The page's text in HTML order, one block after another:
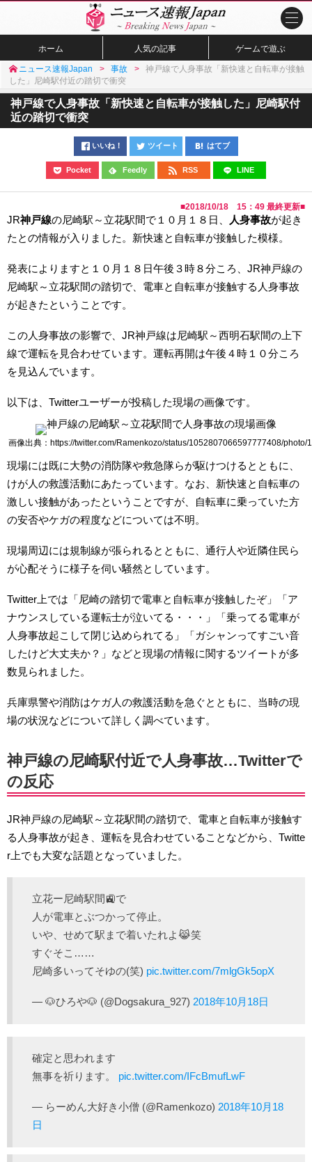
ホーム 人気の記事 ゲームで遊ぶ
ニュース速報Japan 事故
神戸線で人身事故「新快速と自転車が接触
した」尼崎駅付近の踏切で衝突
神戸線で人身事故「新快速と自転車が接触した」尼崎駅付
近の踏切で衝突
いいね！ ツイート はてブ
Pocket Feedly RSS LINE
■2018/10/18 15：49 最終更新■
JR神戸線の尼崎駅～立花駅間で１０月１８日、 人身事故が起き
たとの情報が入りました。新快速と自転車が接触した模様。
発表によりますと１０月１８日午後３時８分ころ、JR神戸線の
尼崎駅～立花駅間の踏切で、電車と自転車が接触する人身事故
が起きたということです。
この人身事故の影響で、JR神戸線は尼崎駅～西明石駅間の上下
線で運転を見合わせています。運転再開は午後４時１０分ころ
を見込んでいます。
以下は、Twitterユーザーが投稿した現場の画像です。
画像出典：https://twitter.com/Ramenkozo/status/1052807066597777408/photo/1
現場には既に大勢の消防隊や救急隊らが駆けつけるとともに、
けが人の救護活動にあたっています。なお、新快速と自転車の
激しい接触があったということですが、自転車に乗っていた方
の安否やケガの程度などについては不明。
現場周辺には規制線が張られるとともに、通行人や近隣住民ら
が心配そうに様子を伺い騒然としています。
Twitter上では「尼崎の踏切で電車と自転車が接触したぞ」「ア
ナウンスしている運転士が泣いてる・・・」「乗ってる電車が
人身事故起こして閉じ込められてる」「ガシャンってすごい音
したけど大丈夫か？」などと現場の情報に関するツイートが多
数見られました。
兵庫県警や消防はケガ人の救護活動を急ぐとともに、当時の現
場の状況などについて詳しく調べています。
神戸線の尼崎駅付近で人身事故…Twitterで
の反応
JR神戸線の尼崎駅～立花駅間の踏切で、電車と自転車が接触す
る人身事故が起き、運転を見合わせていることなどから、Twitte
r上でも大変な話題となっていました。
立花ー尼崎駅間🚉で
人が電車とぶつかって停止。
いや、せめて駅まで着いたれよ😹笑
すぐそこ……
尼崎多いってそゆの(笑) pic.twitter.com/7mlgGk5opX
— 🐶ひろや🐶 (@Dogsakura_927) 2018年10月18日
確定と思われます
無事を祈ります。 pic.twitter.com/IFcBmufLwF
— らーめん大好き小僧 (@Ramenkozo) 2018年10月18
日